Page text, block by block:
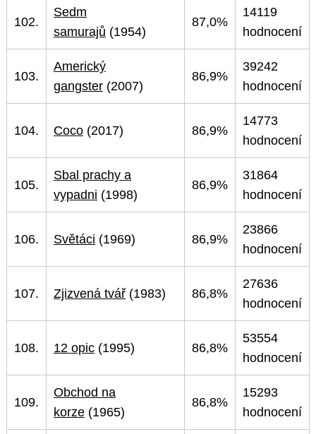
102.
Sedm
samurajů (1954)
87,0%
14119
hodnocení
103.
Americký
gangster (2007)
86,9%
39242
hodnocení
104. Coco (2017) 86,9%
14773
hodnocení
105.
Sbal prachy a
vypadni (1998)
86,9%
31864
hodnocení
106. Světáci (1969) 86,9%
23866
hodnocení
107. Zjizvená tvář (1983) 86,8%
27636
hodnocení
108. 12 opic (1995) 86,8%
53554
hodnocení
109.
Obchod na
korze (1965)
86,8%
15293
hodnocení